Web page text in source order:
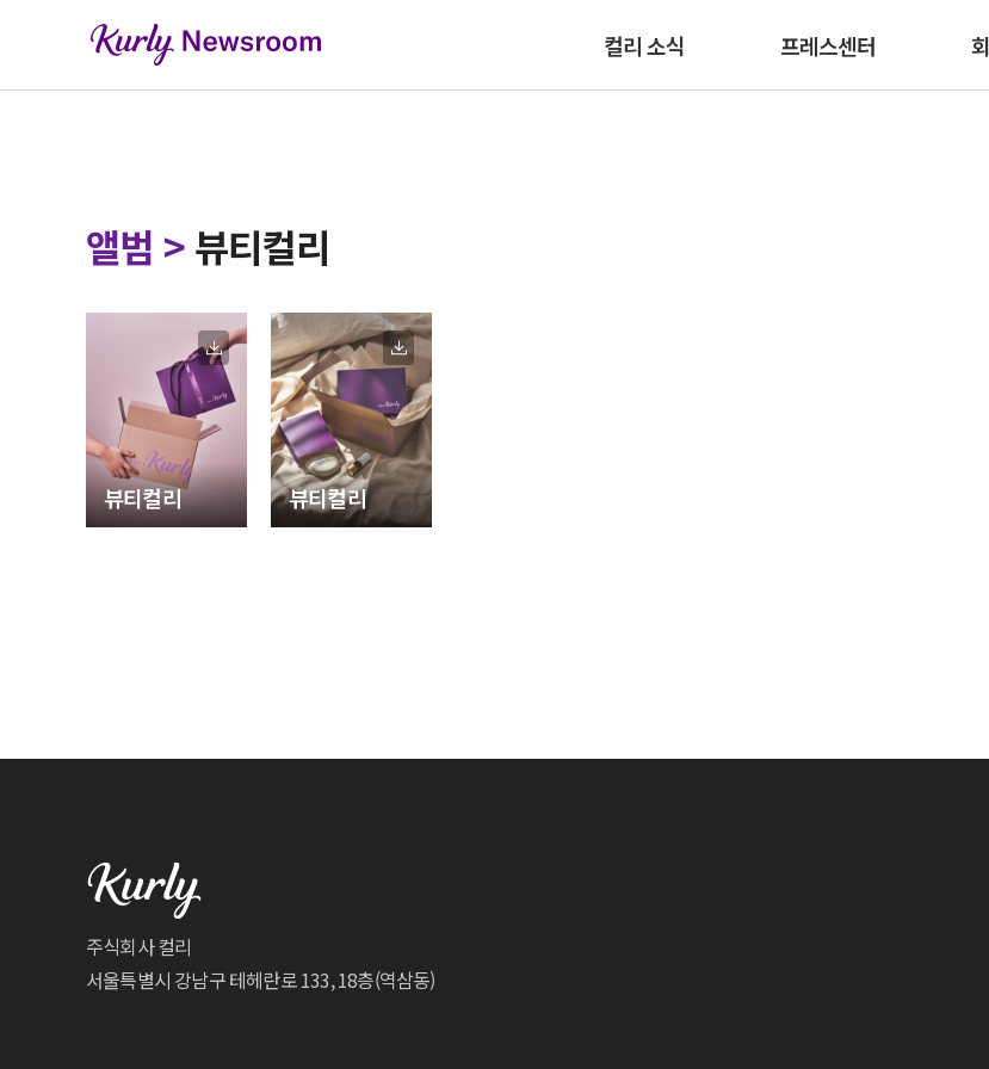
컬리 소식 프레스센터
앨범 >뷰티컬리
뷰티컬리 뷰티컬리
주식회사 컬리
서울특별시 강남구 테헤란로 133, 18층(역삼동)